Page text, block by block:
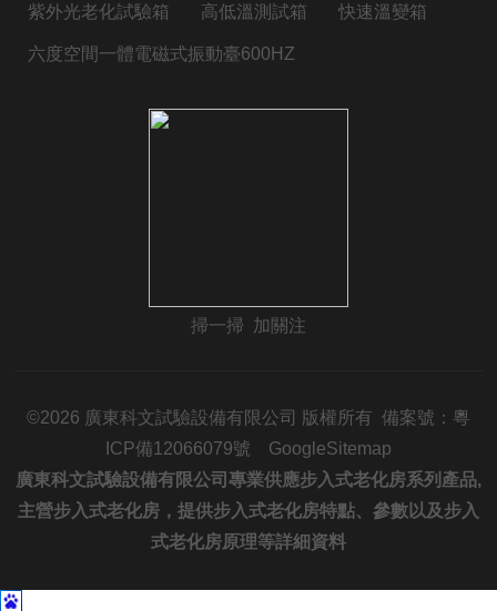
紫外光老化試驗箱 高低溫測試箱 快速溫變箱
六度空間一體電磁式振動臺600HZ
掃一掃 加關注
©2026 廣東科文試驗設備有限公司 版權所有 備案號： 粵
ICP備12066079號
GoogleSitemap
廣東科文試驗設備有限公司專業供應步入式老化房系列產品,
主營步入式老化房，提供步入式老化房特點、參數以及步入
式老化房原理等詳細資料